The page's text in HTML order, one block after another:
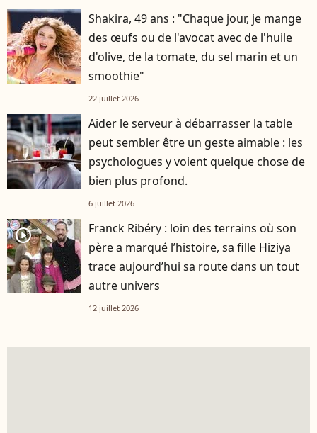
Shakira, 49 ans : "Chaque jour, je mange
des œufs ou de l'avocat avec de l'huile
d'olive, de la tomate, du sel marin et un
smoothie"
22 juillet 2026
Aider le serveur à débarrasser la table
peut sembler être un geste aimable : les
psychologues y voient quelque chose de
bien plus profond.
6 juillet 2026
player2
Franck Ribéry : loin des terrains où son
père a marqué l’histoire, sa fille Hiziya
trace aujourd’hui sa route dans un tout
autre univers
12 juillet 2026